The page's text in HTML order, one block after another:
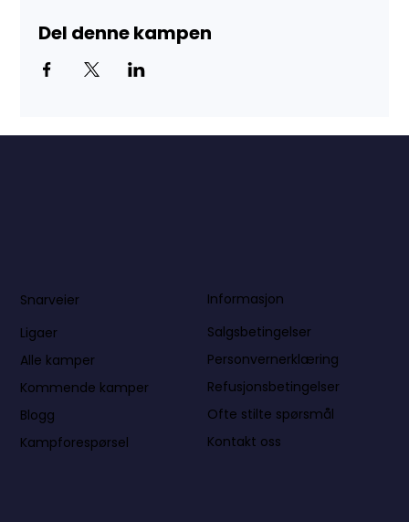
Del denne kampen
Snarveier
Ligaer
Alle kamper
Kommende kamper
Blogg
Kampforespørsel
Informasjon
Salgsbetingelser
Personvernerklæring
Refusjonsbetingelser
Ofte stilte spørsmål
Kontakt oss